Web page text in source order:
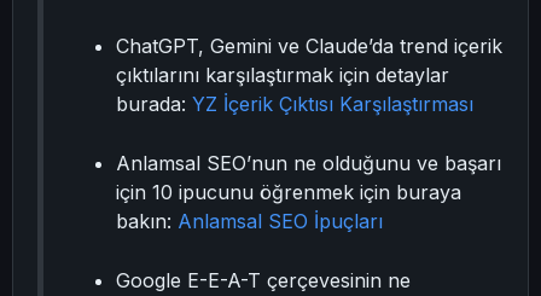
ChatGPT, Gemini ve Claude’da trend içerik
çıktılarını karşılaştırmak için detaylar
burada: YZ İçerik Çıktısı Karşılaştırması
Anlamsal SEO’nun ne olduğunu ve başarı
için 10 ipucunu öğrenmek için buraya
bakın: Anlamsal SEO İpuçları
Google E-E-A-T çerçevesinin ne